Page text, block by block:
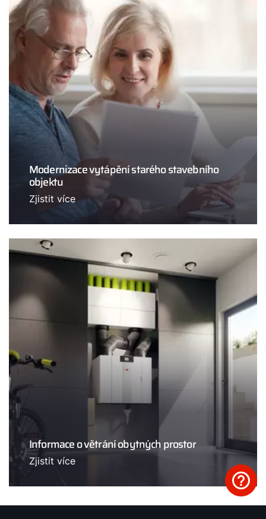
Modernizace vytápění starého stavebního
objektu
Zjistit více
Informace o větrání obytných prostor
Zjistit více